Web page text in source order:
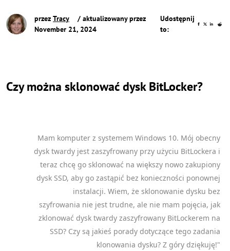
przez Tracy
/ aktualizowany przez
November 21, 2024
Udostępnij
to:
Czy można sklonować dysk BitLocker?
Mam komputer z systemem Windows 10. Mój obecny
dysk twardy jest zaszyfrowany przy użyciu BitLockera i
teraz chcę go sklonować na większy nowo zakupiony
dysk SSD, aby go zastąpić bez konieczności ponownej
instalacji. Wiem, że sklonowanie dysku bez
szyfrowania nie jest trudne, ale nie mam pojęcia, jak
zklonować dysk twardy zaszyfrowany BitLockerem na
SSD? Czy są jakieś porady dotyczące tego zadania
klonowania dysku? Z góry dziękuję!"